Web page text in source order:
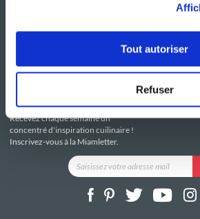
Tout autoriser
Refuser
Le Mag'
i-Cook'in
Contactez-
Mentions
Politique de
Utilisation
Recevez chaque semaine un
concentré d'inspiration cuilinaire !
Inscrivez-vous à la Miamletter.